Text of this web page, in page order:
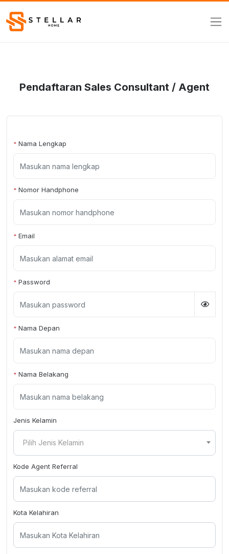
Pendaftaran Sales Consultant / Agent
* Nama Lengkap
* Nomor Handphone
* Email
* Password
* Nama Depan
* Nama Belakang
Jenis Kelamin
Pilih Jenis Kelamin
Kode Agent Referral
Kota Kelahiran